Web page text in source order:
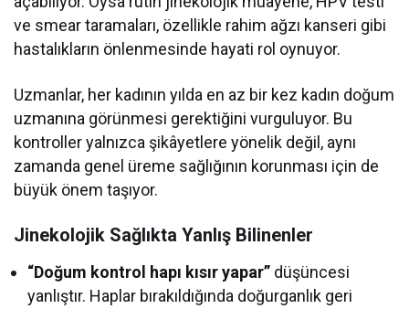
ve smear taramaları, özellikle rahim ağzı kanseri gibi
hastalıkların önlenmesinde hayati rol oynuyor.
Uzmanlar, her kadının yılda en az bir kez kadın doğum
uzmanına görünmesi gerektiğini vurguluyor. Bu
kontroller yalnızca şikâyetlere yönelik değil, aynı
zamanda genel üreme sağlığının korunması için de
büyük önem taşıyor.
Jinekolojik Sağlıkta Yanlış Bilinenler
“Doğum kontrol hapı kısır yapar” düşüncesi
yanlıştır. Haplar bırakıldığında doğurganlık geri